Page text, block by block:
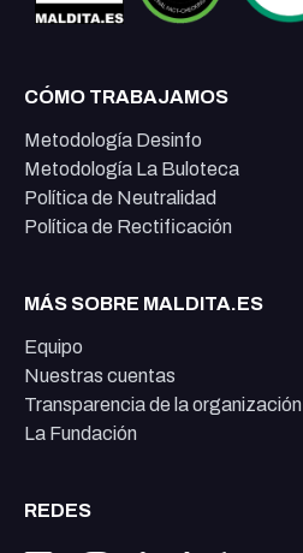
CÓMO TRABAJAMOS
Metodología Desinfo
Metodología La Buloteca
Política de Neutralidad
Política de Rectificación
MÁS SOBRE MALDITA.ES
Equipo
Nuestras cuentas
Transparencia de la organización
La Fundación
REDES